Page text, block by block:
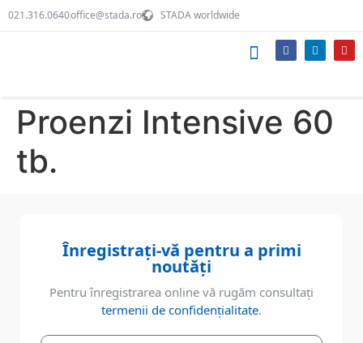
021.316.0640office@stada.ro STADA worldwide
Proenzi Intensive 60
tb.
Înregistrați-vă pentru a primi
noutăți
Pentru înregistrarea online vă rugăm consultați
termenii de confidențialitate.